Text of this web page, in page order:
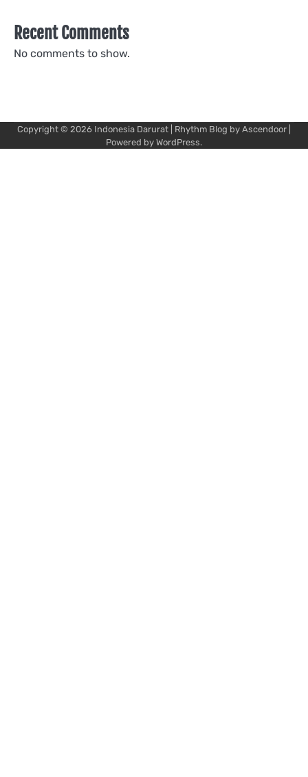
Recent Comments
No comments to show.
Copyright © 2026 Indonesia Darurat | Rhythm Blog by Ascendoor
Powered by WordPress.